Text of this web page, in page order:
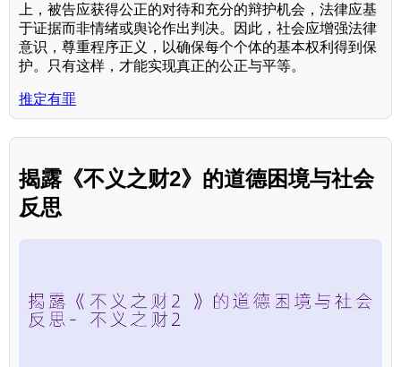
上，被告应获得公正的对待和充分的辩护机会，法律应基
于证据而非情绪或舆论作出判决。因此，社会应增强法律
意识，尊重程序正义，以确保每个个体的基本权利得到保
护。只有这样，才能实现真正的公正与平等。
推定有罪
揭露《不义之财2》的道德困境与社会
反思